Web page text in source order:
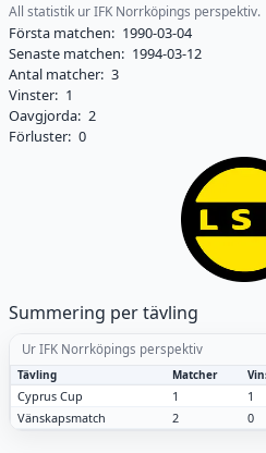
All statistik ur IFK Norrköpings perspektiv.
Första matchen: 1990-03-04
Senaste matchen: 1994-03-12
Antal matcher: 3
Vinster: 1
Oavgjorda: 2
Förluster: 0
Summering per tävling
Ur IFK Norrköpings perspektiv
Tävling Matcher
Cyprus Cup 1 1
Vänskapsmatch
2 0